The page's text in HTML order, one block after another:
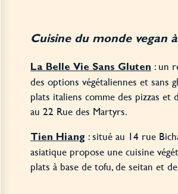
Cuisine du monde vegan
La Belle Vie Sans Gluten : un
des options végétaliennes et sans
plats italiens comme des pizzas et
au 22 Rue des Martyrs.
Tien Hiang : situé au 14 rue
asiatique propose une cuisine
plats à base de tofu, de seitan et